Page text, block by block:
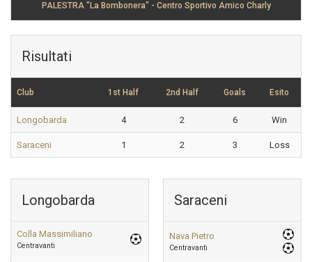
PALESTRA "La Bombonera" - Centro Sportivo Amico Charly
Risultati
Club 1st Half 2nd Half Goals Esito
Longobarda 4 2 6 Win
Saraceni 1 2 3 Loss
Longobarda
Colla Massimiliano
Centravanti
Saraceni
Nava Pietro
Centravanti